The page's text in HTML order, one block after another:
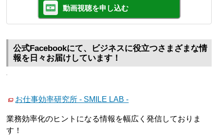
動画視聴を申し込む
公式Facebookにて、ビジネスに役立つさまざまな情
報を日々お届けしています！
お仕事効率研究所 - SMILE LAB -
業務効率化のヒントになる情報を幅広く発信しておりま
す！